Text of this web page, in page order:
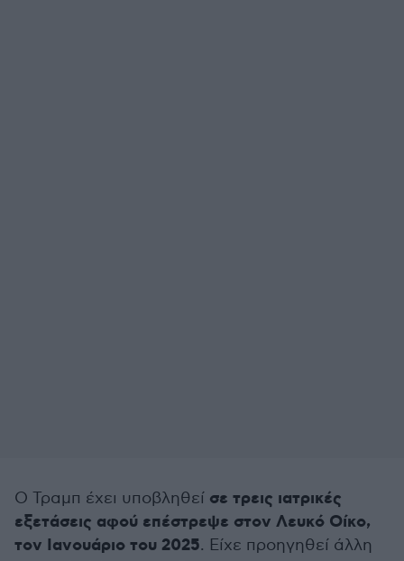
Ο Τραμπ έχει υποβληθεί σε τρεις ιατρικές
εξετάσεις αφού επέστρεψε στον Λευκό Οίκο,
τον Ιανουάριο του 2025. Είχε προηγηθεί άλλη